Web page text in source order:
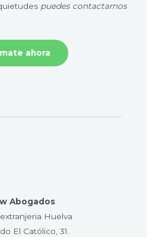
puedes contactarnos
ahora
Abogados
Huelva
El Católico, 31.